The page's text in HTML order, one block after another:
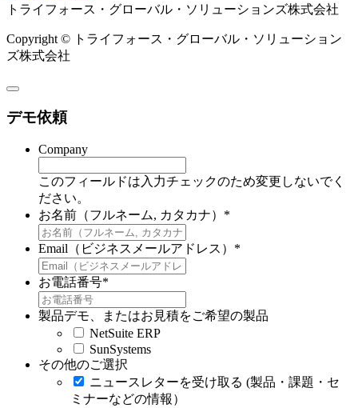
トライフォース・グローバル・ソリューションズ株式会社
Copyright © トライフォース・グローバル・ソリューション
ズ株式会社
デモ依頼
Company
このフィールドは入力チェックのため変更しないでく
ださい。
お名前（フルネーム, カタカナ） *
Email（ビジネスメールアドレス） *
お電話番号*
製品デモ、またはお見積をご希望の製品
NetSuite ERP
SunSystems
その他のご選択
ニュースレターを受け取る (製品・課題・セ
ミナーなどの情報）